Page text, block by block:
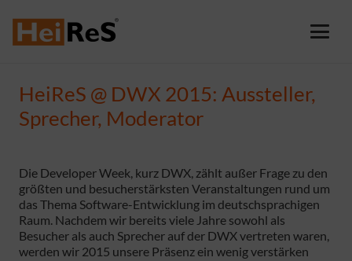
HeiReS @ DWX 2015: Aussteller,
Sprecher, Moderator
Die Developer Week, kurz DWX, zählt außer Frage zu den
größten und besucherstärksten Veranstaltungen rund um
das Thema Software-Entwicklung im deutschsprachigen
Raum. Nachdem wir bereits viele Jahre sowohl als
Besucher als auch Sprecher auf der DWX vertreten waren,
werden wir 2015 unsere Präsenz ein wenig verstärken